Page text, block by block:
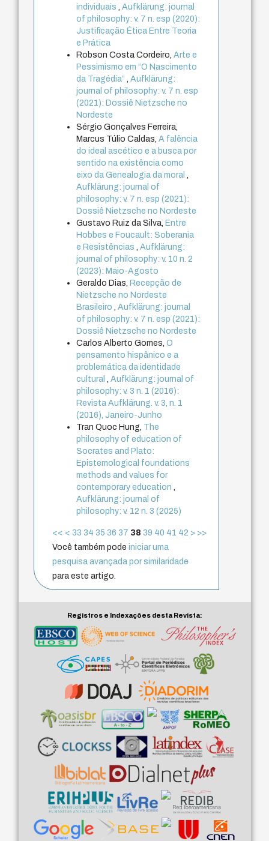
individuais
,Aufklärung: journal
of philosophy: v. 7 n. esp (2020):
Justificação Ética Entre Teoria
e Prática
Robson Costa Cordeiro,Arte e
Pessimismo em “O Nascimento
da Tragédia”
,Aufklärung:
journal of philosophy: v. 7 n. esp
(2021): Dossiê Nietzsche no
Nordeste
Sérgio Gonçalves Ferreira,
Marcus Túlio Caldas,A falência
do ideal ascético e a busca por
sentido na existência como
eixo da Genealogia da moral
Aufklärung: journal of
philosophy: v. 7 n. esp (2021):
Dossiê Nietzsche no Nordeste
Gustavo Ruiz da Silva,Entre
Hobbes e Foucault: Soberania
e Resistências
,Aufklärung:
journal of philosophy: v. 10 n. 2
(2023): Maio-Agosto
Geraldo Dias,Recepção de
Nietzsche no Nordeste
Brasileiro
,Aufklärung: journal
of philosophy: v. 7 n. esp (2021):
Dossiê Nietzsche no Nordeste
Carlos Alberto Gomes,O
pensamento hispânico e a
problemática da identidade
cultural
,Aufklärung: journal of
philosophy: v. 3 n. 1 (2016):
Revista Aufklärung. v. 3, n. 1
(2016), Janeiro-Junho
Tran Quoc Hung, The
philosophy of education of
Socrates and Plato:
Epistemological foundations
methods and values for
contemporary education
Aufklärung: journal of
philosophy: v. 12 n. 3 (2025)
<< < 33 34 35 36 37 38 39 40 41 42 > >>
Você também podeiniciar uma
pesquisa avançada por similaridade
para este artigo.
Registros e Indexações desta Revista: